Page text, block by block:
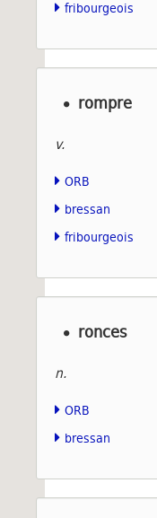
fribourgeois
rompre
v.
ORB
bressan
fribourgeois
ronces
n.
ORB
bressan